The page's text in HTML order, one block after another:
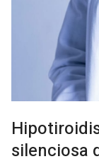
silenciosa